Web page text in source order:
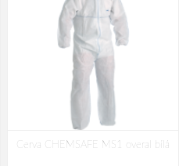
Cerva CHEMSAFE MS1 overal bílá